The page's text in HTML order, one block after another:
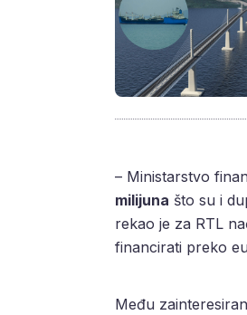
– Ministarstvo
milijuna što su i
rekao je za RTL
financirati preko
Među